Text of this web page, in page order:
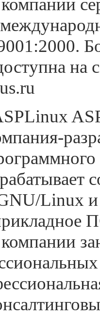
на
Linux
компании